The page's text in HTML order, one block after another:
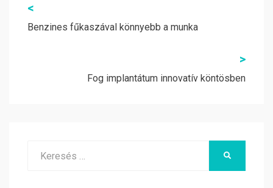
Bejegyzés
navigáció
<
Benzines fűkaszával könnyebb a munka
>
Fog implantátum innovatív köntösben